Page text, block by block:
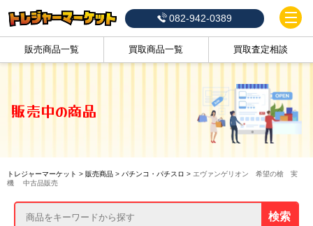
082-942-0389
販売商品一覧 買取商品一覧 買取査定相談
販売中の商品
トレジャーマーケット > 販売商品> パチンコ・パチスロ > エヴァンゲリオン 希望の槍 実
機 中古品販売
検索